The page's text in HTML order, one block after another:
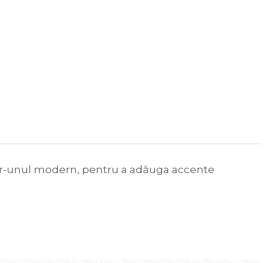
unul modern, pentru a adăuga accente